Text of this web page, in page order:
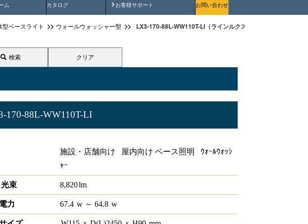
ム カタログ お客様サポート
安全にご使用いただくためにお問い合わせ
型ベースライト ウォールウォッシャー型 LX3-170-88L-WW110T-LI（ラインルクス ウォールウォッシャ
検索 クリア
170-88L-WW110T-LI
施設・店舗向け 屋内向け ベース照明 ｳｫｰﾙｳｫｯｼ
ｬｰ
束 8,820lm
力 67.4 w ～ 64.8 w